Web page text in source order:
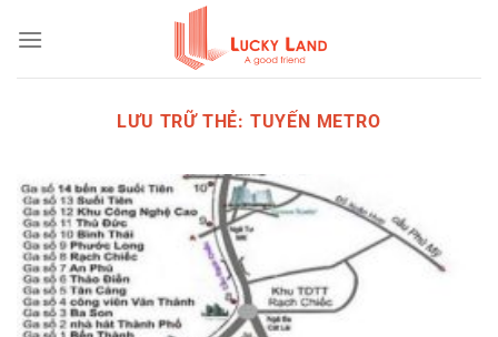
qua
LƯU TRỮ THẺ: TUYẾN METRO